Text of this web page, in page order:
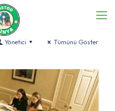
Yönetici Tümünü Göster